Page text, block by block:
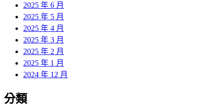
2025 年 6 月
2025 年 5 月
2025 年 4 月
2025 年 3 月
2025 年 2 月
2025 年 1 月
2024 年 12 月
分類